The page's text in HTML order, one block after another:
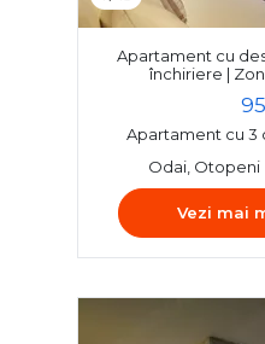
Apartament cu
închiriere |
Apartament cu 3
Odai, Otopeni
Vezi mai